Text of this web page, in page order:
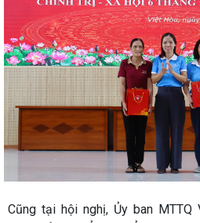
Cũng tại hội nghị, Ủy ban